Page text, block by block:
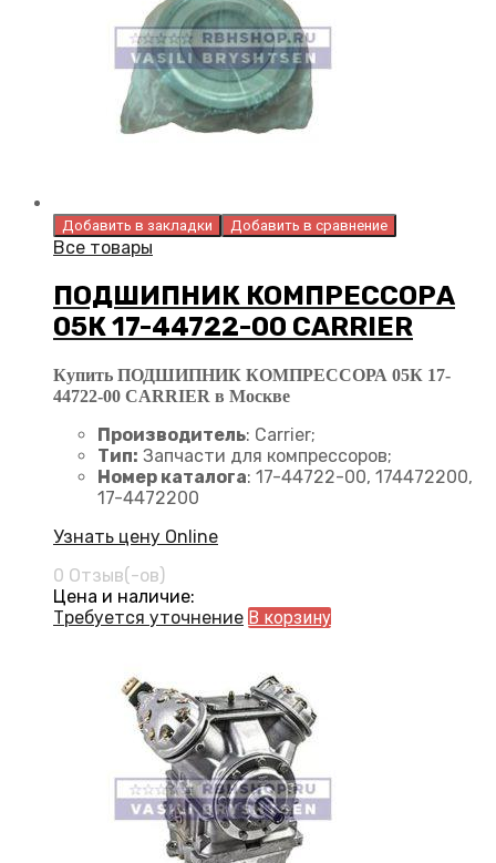
Добавить в закладки Добавить в сравнение
Все товары
ПОДШИПНИК КОМПРЕССОРА
05К 17-44722-00 CARRIER
Купить ПОДШИПНИК КОМПРЕССОРА 05К 17-
44722-00 CARRIER в Москве
Производитель: Carrier;
Тип: Запчасти для компрессоров;
Номер каталога: 17-44722-00, 174472200,
17-4472200
Узнать цену Online
0 Отзыв(-ов)
Цена и наличие:
Требуется уточнение В корзину